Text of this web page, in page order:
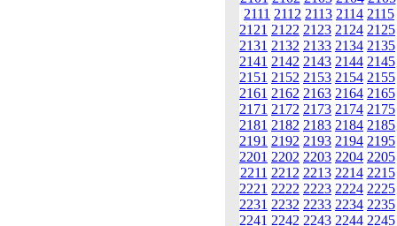
2111 2112 2113 2114 2115
2121 2122 2123 2124 2125
2131 2132 2133 2134 2135
2141 2142 2143 2144 2145
2151 2152 2153 2154 2155
2161 2162 2163 2164 2165
2171 2172 2173 2174 2175
2181 2182 2183 2184 2185
2191 2192 2193 2194 2195
2201 2202 2203 2204 2205
2211 2212 2213 2214 2215
2221 2222 2223 2224 2225
2231 2232 2233 2234 2235
2241 2242 2243 2244 2245